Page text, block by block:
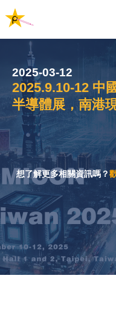
至
想了解更多相關資訊嗎？
2025-03-12
2025.9.10-12 中
半導體展，南港